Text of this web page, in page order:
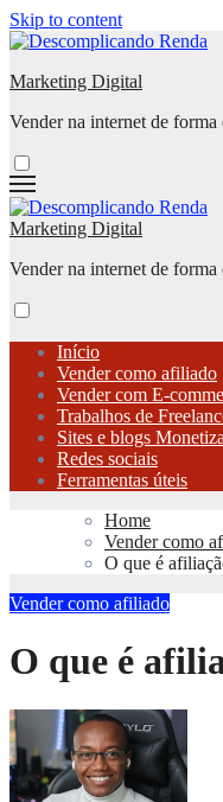
Skip to content
Marketing Digital
Vender na internet de forma
Marketing Digital
Vender na internet de forma
Início
Vender como afiliado
Vender com E-
Trabalhos de
Sites e blogs
Redes sociais
Ferramentas úteis
Home
Vender como
O que é
Vender como afiliado
O que é